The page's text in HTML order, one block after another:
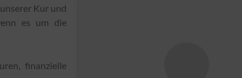
Kur und
es um die
finanzielle